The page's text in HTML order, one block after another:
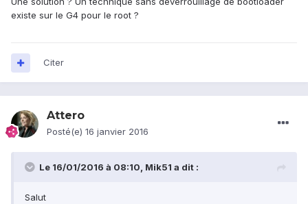
existe sur le G4 pour le root ?
Citer
Attero
Posté(e) 16 janvier 2016
Le 16/01/2016 à 08:10, Mik51 a dit :
Salut